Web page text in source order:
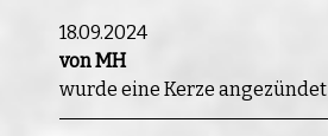
18.09.2024
von MH
wurde eine Kerze angezündet